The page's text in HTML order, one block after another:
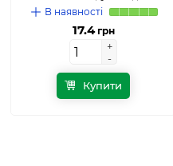
В наявності
17.4грн
+
-
+
-
Купити